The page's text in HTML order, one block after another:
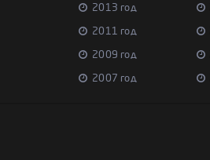
2013 год
2011 год
2009 год
2007 год